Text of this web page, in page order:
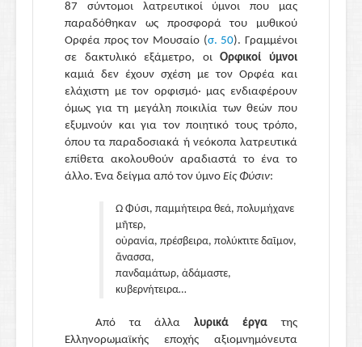
87 σύντομοι λατρευτικοί ύμνοι που μας
παραδόθηκαν ως προσφορά του μυθικού
Ορφέα προς τον Μουσαίο (σ. 50). Γραμμένοι
σε δακτυλικό εξάμετρο, οιΟρφικοί ύμνοι
καμιά δεν έχουν σχέση με τον Ορφέα και
ελάχιστη με τον ορφισμό· μας ενδιαφέρουν
όμως για τη μεγάλη ποικιλία των θεών που
εξυμνούν και για τον ποιητικό τους τρόπο,
όπου τα παραδοσιακά ή νεόκοπα λατρευτικά
επίθετα ακολουθούν αραδιαστά το ένα το
άλλο. Ένα δείγμα από τον ύμνο Εἰς Φύσιν:
Ὦ Φύσι, παμμήτειρα θεά, πολυμήχανε
μῆτερ,
οὐρανία, πρέσβειρα, πολύκτιτε δαῖμον,
ἄνασσα,
πανδαμάτωρ, ἀδάμαστε,
κυβερνήτειρα…
Από τα άλλαλυρικά έργα της
Ελληνορωμαϊκής εποχής αξιομνημόνευτα